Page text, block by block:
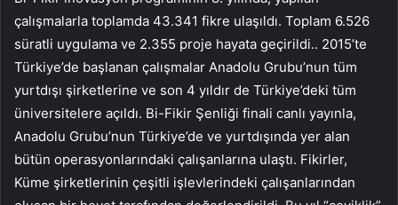
çalışmalarla toplamda 43.341 fikre ulaşıldı. Toplam 6.526
süratli uygulama ve 2.355 proje hayata geçirildi.. 2015’te
Türkiye’de başlanan çalışmalar Anadolu Grubu’nun tüm
yurtdışı şirketlerine ve son 4 yıldır de Türkiye’deki tüm
üniversitelere açıldı. Bi-Fikir Şenliği finali canlı yayınla,
Anadolu Grubu’nun Türkiye’de ve yurtdışında yer alan
bütün operasyonlarındaki çalışanlarına ulaştı. Fikirler,
Küme şirketlerinin çeşitli işlevlerindeki çalışanlarından